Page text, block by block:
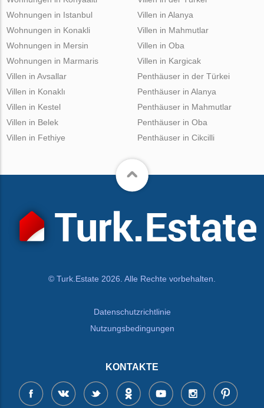
Wohnungen in Istanbul
Wohnungen in Konakli
Wohnungen in Mersin
Wohnungen in Marmaris
Villen in Alanya
Villen in Mahmutlar
Villen in Oba
Villen in Kargicak
Villen in Avsallar
Villen in Konaklı
Villen in Kestel
Villen in Belek
Villen in Fethiye
Penthäuser in der Türkei
Penthäuser in Alanya
Penthäuser in Mahmutlar
Penthäuser in Oba
Penthäuser in Cikcilli
© Turk.Estate 2026. Alle Rechte vorbehalten.
Datenschutzrichtlinie
Nutzungsbedingungen
KONTAKTE